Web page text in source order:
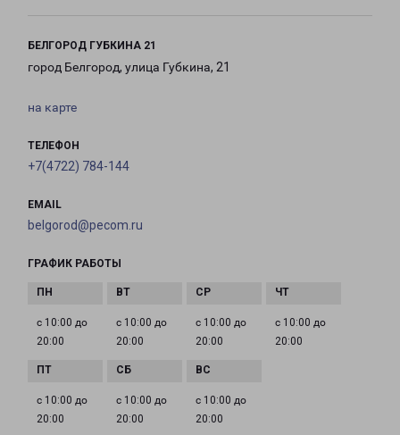
БЕЛГОРОД ГУБКИНА 21
город Белгород, улица Губкина, 21
на карте
ТЕЛЕФОН
+7(4722) 784-144
EMAIL
belgorod@pecom.ru
ГРАФИК РАБОТЫ
с 10:00 до
20:00
с 10:00 до
20:00
с 10:00 до
20:00
с 10:00 до
20:00
с 10:00 до
20:00
с 10:00 до
20:00
с 10:00 до
20:00